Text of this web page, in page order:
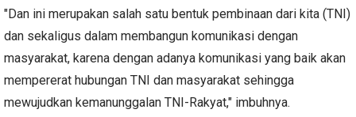
"Dan ini merupakan salah satu bentuk pembinaan dari kita (TNI)
dan sekaligus dalam membangun komunikasi dengan
masyarakat, karena dengan adanya komunikasi yang baik akan
mempererat hubungan TNI dan masyarakat sehingga
mewujudkan kemanunggalan TNI-Rakyat," imbuhnya.